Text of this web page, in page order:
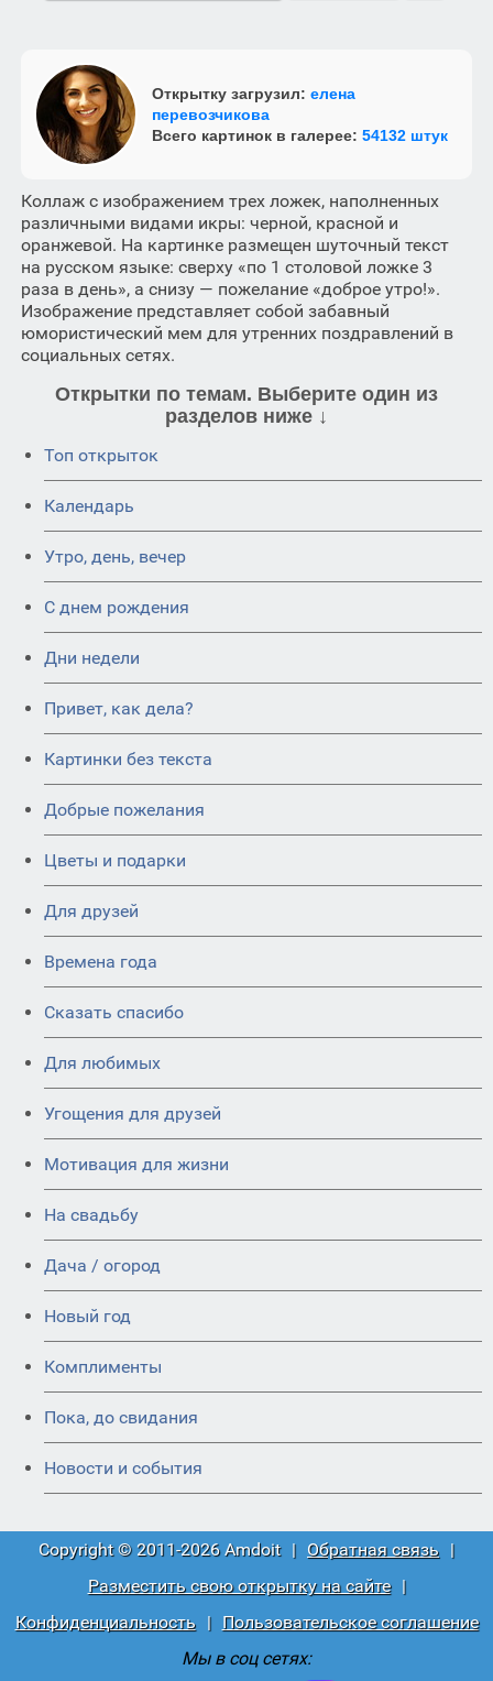
Открытку загрузил: елена
перевозчикова
Всего картинок в галерее: 54132 штук
Коллаж с изображением трех ложек, наполненных
различными видами икры: черной, красной и
оранжевой. На картинке размещен шуточный текст
на русском языке: сверху «по 1 столовой ложке 3
раза в день», а снизу — пожелание «доброе утро!».
Изображение представляет собой забавный
юмористический мем для утренних поздравлений в
социальных сетях.
Открытки по темам. Выберите один из
разделов ниже ↓
Топ открыток
Календарь
Утро, день, вечер
C днем рождения
Дни недели
Привет, как дела?
Картинки без текста
Добрые пожелания
Цветы и подарки
Для друзей
Времена года
Сказать спасибо
Для любимых
Угощения для друзей
Мотивация для жизни
На свадьбу
Дача / огород
Новый год
Комплименты
Пока, до свидания
Новости и события
Copyright © 2011-2026 Amdoit | Обратная связь |
Разместить свою открытку на сайте
|
Конфиденциальность
|
Пользовательское соглашение
Мы в соц сетях: